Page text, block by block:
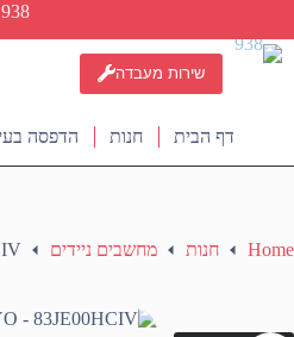
content
938
שירות מעבדה
דף הבית
חנות הדפסה
Home חנות מחשבים ניידים